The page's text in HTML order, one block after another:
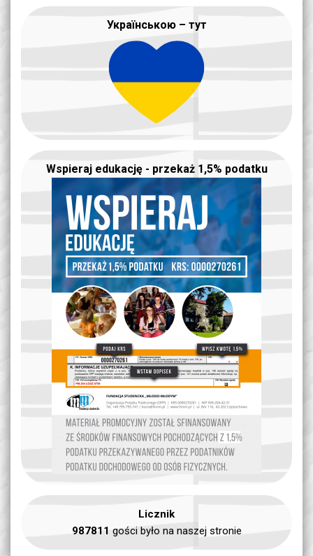
Українською – тут
Wspieraj edukację - przekaż 1,5% podatku
Licznik
987811 gości było na naszej stronie